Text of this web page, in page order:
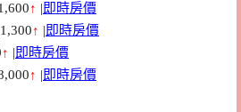
↑ |即時房價
↑ |即時房價
↑ |即時房價
↑ |即時房價